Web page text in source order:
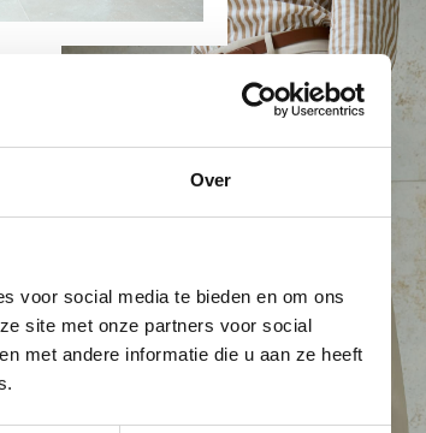
Over
voor social media te bieden en om ons
site met onze partners voor social
met andere informatie die u aan ze heeft